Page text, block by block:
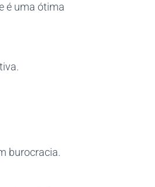
é uma ótima
burocracia.